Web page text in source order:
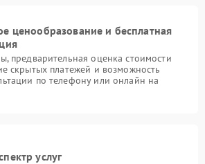
ценообразование и бесплатная
предварительная оценка стоимости
скрытых платежей и возможность
по телефону или онлайн на
услуг